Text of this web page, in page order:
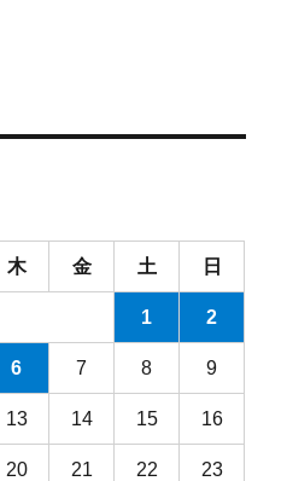
木 金 土 日
1 2
6 7 8 9
13 14 15 16
20 21 22 23